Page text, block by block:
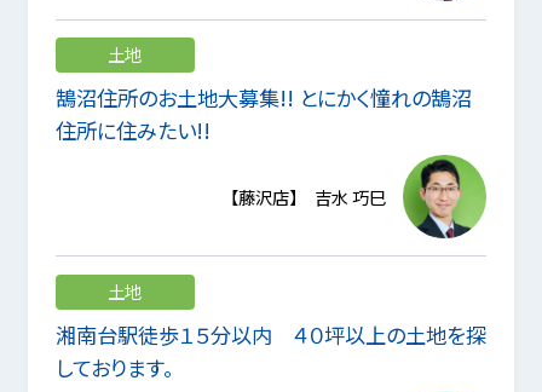
土地
鵠沼住所のお土地大募集!! とにかく憧れの鵠沼
住所に住みたい!!
【藤沢店】 吉水 巧巳
土地
湘南台駅徒歩１５分以内 ４０坪以上の土地を探
しております。